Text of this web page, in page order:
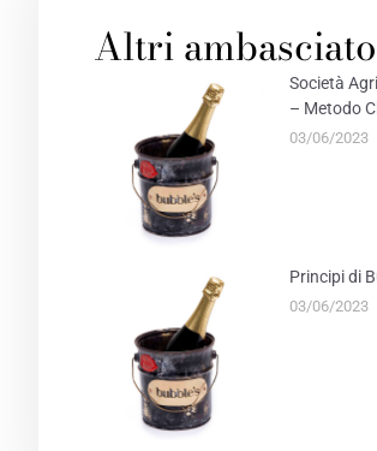
Altri
Società
– Metodo
03/06/2023
Principi di
03/06/2023